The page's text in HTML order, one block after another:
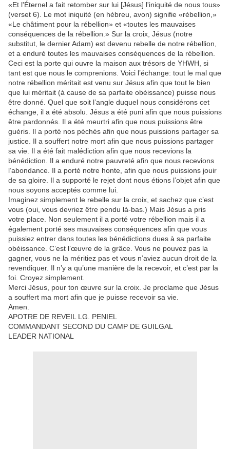
«Et l'Éternel a fait retomber sur lui [Jésus] l'iniquité de nous tous»
(verset 6). Le mot iniquité (en hébreu, avon) signifie «rébellion,»
«Le châtiment pour la rébellion» et «toutes les mauvaises
conséquences de la rébellion.» Sur la croix, Jésus (notre
substitut, le dernier Adam) est devenu rebelle de notre rébellion,
et a enduré toutes les mauvaises conséquences de la rébellion.
Ceci est la porte qui ouvre la maison aux trésors de YHWH, si
tant est que nous le comprenions. Voici l’échange: tout le mal que
notre rébellion méritait est venu sur Jésus afin que tout le bien
que lui méritait (à cause de sa parfaite obéissance) puisse nous
être donné. Quel que soit l’angle duquel nous considérons cet
échange, il a été absolu. Jésus a été puni afin que nous puissions
être pardonnés. Il a été meurtri afin que nous puissions être
guéris. Il a porté nos péchés afin que nous puissions partager sa
justice. Il a souffert notre mort afin que nous puissions partager
sa vie. Il a été fait malédiction afin que nous recevions la
bénédiction. Il a enduré notre pauvreté afin que nous recevions
l’abondance. Il a porté notre honte, afin que nous puissions jouir
de sa gloire. Il a supporté le rejet dont nous étions l’objet afin que
nous soyons acceptés comme lui.
Imaginez simplement le rebelle sur la croix, et sachez que c’est
vous (oui, vous devriez être pendu là-bas.) Mais Jésus a pris
votre place. Non seulement il a porté votre rébellion mais il a
également porté ses mauvaises conséquences afin que vous
puissiez entrer dans toutes les bénédictions dues à sa parfaite
obéissance. C’est l’œuvre de la grâce. Vous ne pouvez pas la
gagner, vous ne la méritiez pas et vous n’aviez aucun droit de la
revendiquer. Il n’y a qu’une manière de la recevoir, et c’est par la
foi. Croyez simplement.
Merci Jésus, pour ton œuvre sur la croix. Je proclame que Jésus
a souffert ma mort afin que je puisse recevoir sa vie.
Amen.
APOTRE DE REVEIL LG. PENIEL
COMMANDANT SECOND DU CAMP DE GUILGAL
LEADER NATIONAL